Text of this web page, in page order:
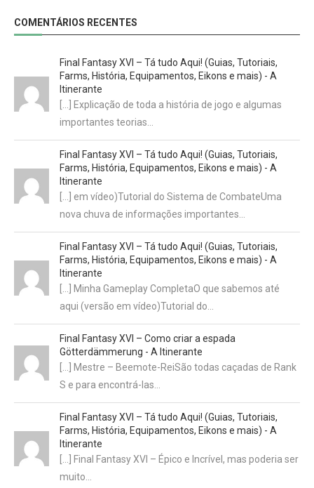
COMENTÁRIOS RECENTES
Final Fantasy XVI – Tá tudo Aqui! (Guias, Tutoriais,
Farms, História, Equipamentos, Eikons e mais) - A
Itinerante
[…] Explicação de toda a história de jogo e algumas
importantes teorias…
Final Fantasy XVI – Tá tudo Aqui! (Guias, Tutoriais,
Farms, História, Equipamentos, Eikons e mais) - A
Itinerante
[…] em vídeo)Tutorial do Sistema de CombateUma
nova chuva de informações importantes…
Final Fantasy XVI – Tá tudo Aqui! (Guias, Tutoriais,
Farms, História, Equipamentos, Eikons e mais) - A
Itinerante
[…] Minha Gameplay CompletaO que sabemos até
aqui (versão em vídeo)Tutorial do…
Final Fantasy XVI – Como criar a espada
Götterdämmerung - A Itinerante
[…] Mestre – Beemote-ReiSão todas caçadas de Rank
S e para encontrá-las…
Final Fantasy XVI – Tá tudo Aqui! (Guias, Tutoriais,
Farms, História, Equipamentos, Eikons e mais) - A
Itinerante
[…] Final Fantasy XVI – Épico e Incrível, mas poderia ser
muito…